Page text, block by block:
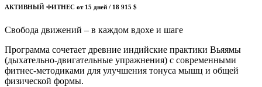
АКТИВНЫЙ ФИТНЕС от 15 дней / 18 915 $
Свобода движений – в каждом вдохе и шаге
Программа сочетает древние индийские практики Вьяямы
(дыхательно-двигательные упражнения) с современными
фитнес-методиками для улучшения тонуса мышц и общей
физической формы.